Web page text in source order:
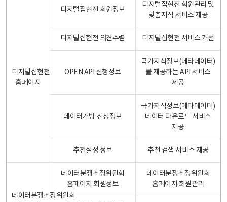
디지털집현전
홈페이지
디지털집현전 회원정보
디지털집현전 회원관리 및
맞춤지식 서비스 제공
디지털집현전 의견수렴 디지털집현전 서비스 개선
OPEN API 신청정보
국가지식정보(메타데이터)
를 제공하는 API 서비스
제공
데이터개방 신청정보
국가지식정보(메타데이터)
데이터 다운로드 서비스
제공
추천설정 정보 추천 검색 서비스 제공
데이터분쟁조정위원회
데이터분쟁조정위원회
홈페이지 회원정보
데이터분쟁조정위원회
홈페이지 회원관리